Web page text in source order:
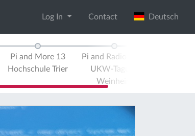
Log In Contact Deutsch
Pi and More 13
Hochschule Trier
Pi and Radio 2023
UKW-Tagung
Weinheim